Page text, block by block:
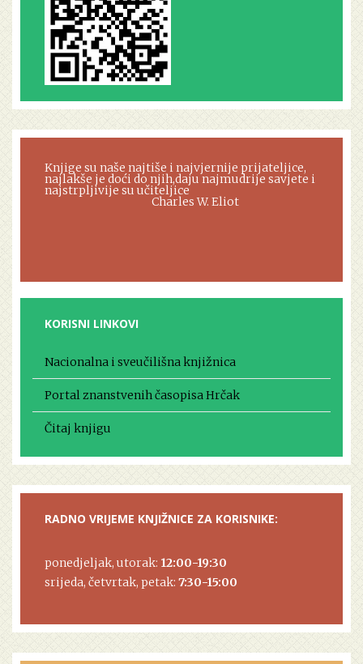
Knjige su naše najtiše i najvjernije prijateljice,
najlakše je doći do njih,daju najmudrije savjete i
najstrpljivije su učiteljice
Charles W. Eliot
KORISNI LINKOVI
Nacionalna i sveučilišna knjižnica
Portal znanstvenih časopisa Hrčak
Čitaj knjigu
RADNO VRIJEME KNJIŽNICE ZA KORISNIKE:
ponedjeljak, utorak: 12:00-19:30
srijeda, četvrtak, petak: 7:30-15:00